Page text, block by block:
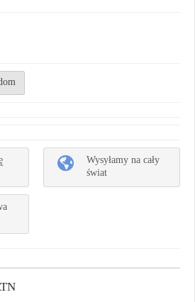
Wysyłamy na cały
świat